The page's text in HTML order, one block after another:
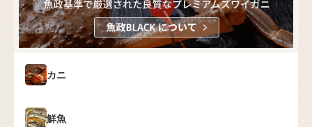
カニ
鮮魚